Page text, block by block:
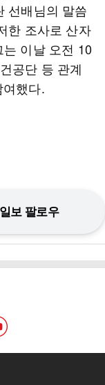
선배님의 말씀
한 조사로 산자
이날 오전 10
공단 등 관계
했다.
보 팔로우